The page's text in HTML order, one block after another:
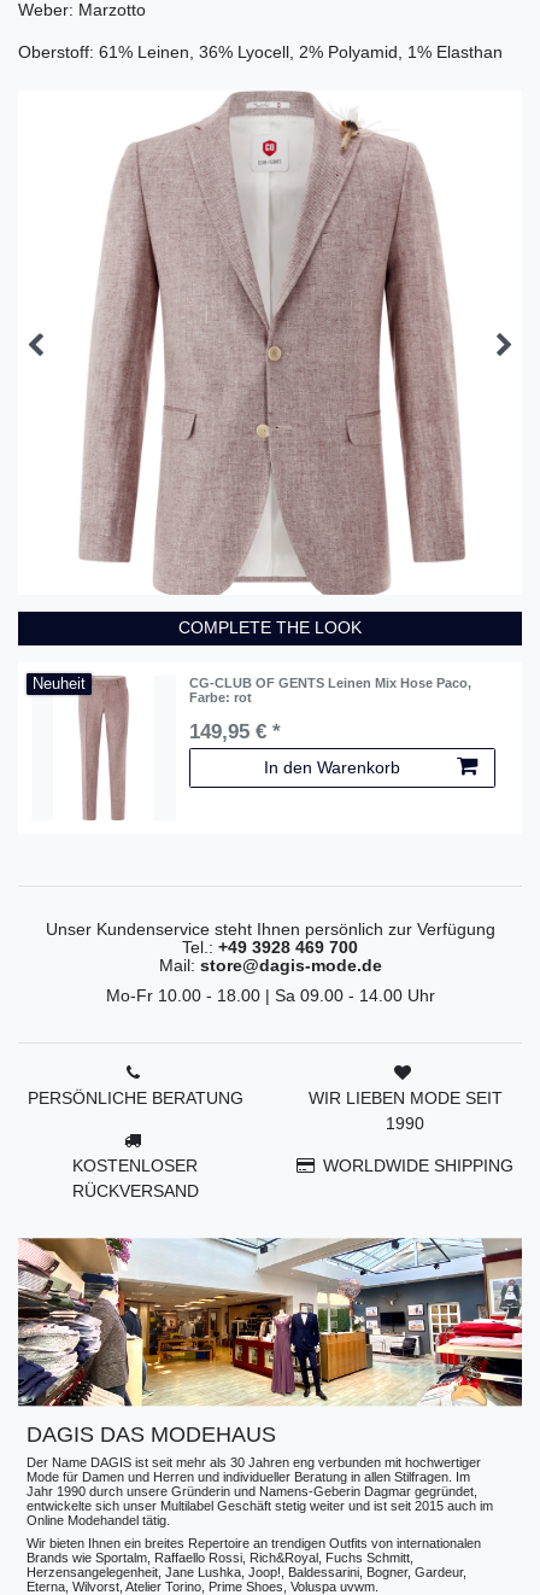
Weber: Marzotto
Oberstoff: 61% Leinen, 36% Lyocell, 2% Polyamid, 1% Elasthan
COMPLETE THE LOOK
Neuheit CG-CLUB OF GENTS Leinen Mix Hose Paco,
Farbe: rot
149,95 € *
In den Warenkorb
Unser Kundenservice steht Ihnen persönlich zur Verfügung
Tel.: +49 3928 469 700
Mail: store@dagis-mode.de
Mo-Fr 10.00 - 18.00 | Sa 09.00 - 14.00 Uhr
PERSÖNLICHE BERATUNG
KOSTENLOSER
RÜCKVERSAND
WIR LIEBEN MODE SEIT
1990
WORLDWIDE SHIPPING
DAGIS DAS MODEHAUS
Der Name DAGIS ist seit mehr als 30 Jahren eng verbunden mit hochwertiger
Mode für Damen und Herren und individueller Beratung in allen Stilfragen. Im
Jahr 1990 durch unsere Gründerin und Namens-Geberin Dagmar gegründet,
entwickelte sich unser Multilabel Geschäft stetig weiter und ist seit 2015 auch im
Online Modehandel tätig.
Wir bieten Ihnen ein breites Repertoire an trendigen Outfits von internationalen
Brands wie Sportalm, Raffaello Rossi, Rich&Royal, Fuchs Schmitt,
Herzensangelegenheit, Jane Lushka, Joop!, Baldessarini, Bogner, Gardeur,
Eterna, Wilvorst, Atelier Torino, Prime Shoes, Voluspa uvwm.